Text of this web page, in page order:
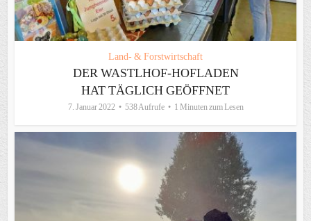
Land- & Forstwirtschaft
DER WASTLHOF-HOFLADEN
HAT TÄGLICH GEÖFFNET
7. Januar 2022 538 Aufrufe 1 Minuten zum Lesen